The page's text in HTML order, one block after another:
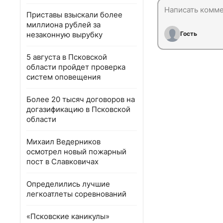
Приставы взыскали более
миллиона рублей за
незаконную вырубку
5 августа в Псковской
области пройдет проверка
систем оповещения
Более 20 тысяч договоров на
догазификацию в Псковской
области
Михаил Ведерников
осмотрел новый пожарный
пост в Славковичах
Определились лучшие
легкоатлеты соревнований
«Псковские каникулы»
Гость